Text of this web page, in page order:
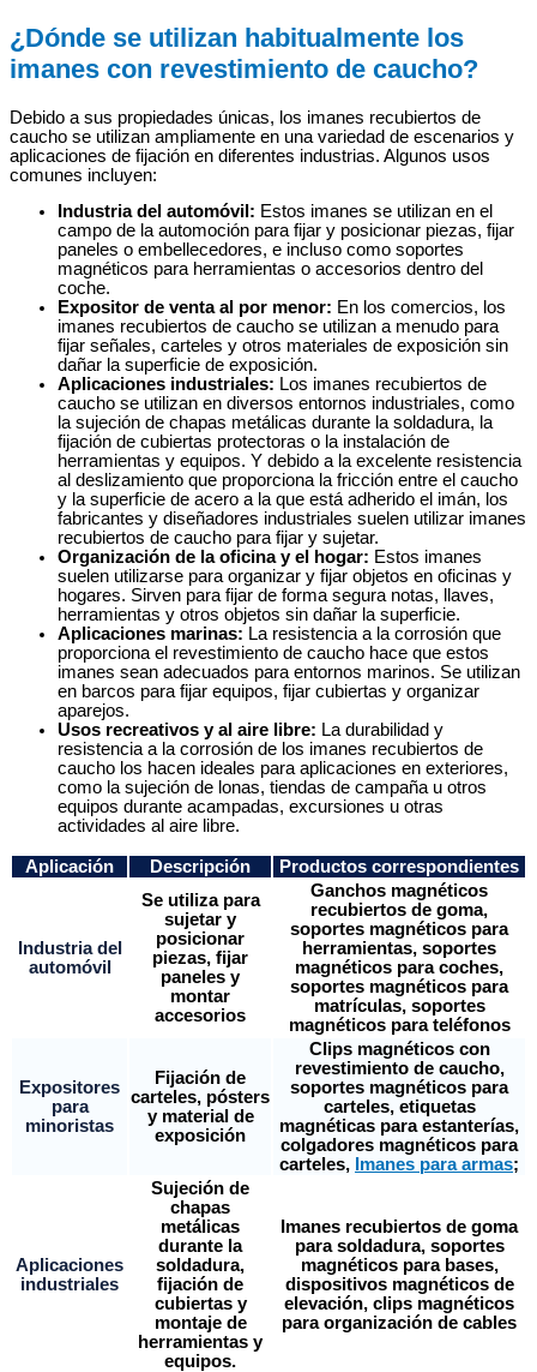
¿Dónde se utilizan habitualmente los
imanes con revestimiento de caucho?
Debido a sus propiedades únicas, los imanes recubiertos de
caucho se utilizan ampliamente en una variedad de escenarios y
aplicaciones de fijación en diferentes industrias. Algunos usos
comunes incluyen:
Industria del automóvil: Estos imanes se utilizan en el
campo de la automoción para fijar y posicionar piezas, fijar
paneles o embellecedores, e incluso como soportes
magnéticos para herramientas o accesorios dentro del
coche.
Expositor de venta al por menor: En los comercios, los
imanes recubiertos de caucho se utilizan a menudo para
fijar señales, carteles y otros materiales de exposición sin
dañar la superficie de exposición.
Aplicaciones industriales: Los imanes recubiertos de
caucho se utilizan en diversos entornos industriales, como
la sujeción de chapas metálicas durante la soldadura, la
fijación de cubiertas protectoras o la instalación de
herramientas y equipos. Y debido a la excelente resistencia
al deslizamiento que proporciona la fricción entre el caucho
y la superficie de acero a la que está adherido el imán, los
fabricantes y diseñadores industriales suelen utilizar imanes
recubiertos de caucho para fijar y sujetar.
Organización de la oficina y el hogar: Estos imanes
suelen utilizarse para organizar y fijar objetos en oficinas y
hogares. Sirven para fijar de forma segura notas, llaves,
herramientas y otros objetos sin dañar la superficie.
Aplicaciones marinas: La resistencia a la corrosión que
proporciona el revestimiento de caucho hace que estos
imanes sean adecuados para entornos marinos. Se utilizan
en barcos para fijar equipos, fijar cubiertas y organizar
aparejos.
Usos recreativos y al aire libre: La durabilidad y
resistencia a la corrosión de los imanes recubiertos de
caucho los hacen ideales para aplicaciones en exteriores,
como la sujeción de lonas, tiendas de campaña u otros
equipos durante acampadas, excursiones u otras
actividades al aire libre.
Aplicación Descripción Productos correspondientes
Industria del
automóvil
Se utiliza para
sujetar y
posicionar
piezas, fijar
paneles y
montar
accesorios
Ganchos magnéticos
recubiertos de goma,
soportes magnéticos para
herramientas, soportes
magnéticos para coches,
soportes magnéticos para
matrículas, soportes
magnéticos para teléfonos
Expositores
para
minoristas
Fijación de
carteles, pósters
y material de
exposición
Clips magnéticos con
revestimiento de caucho,
soportes magnéticos para
carteles, etiquetas
magnéticas para estanterías,
colgadores magnéticos para
carteles, Imanes para armas;
Aplicaciones
industriales
Sujeción de
chapas
metálicas
durante la
soldadura,
fijación de
cubiertas y
montaje de
herramientas y
equipos.
Imanes recubiertos de goma
para soldadura, soportes
magnéticos para bases,
dispositivos magnéticos de
elevación, clips magnéticos
para organización de cables